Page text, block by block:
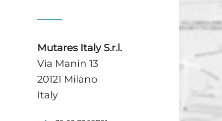
Mutares Italy S.r.l.
Via Manin 13
20121 Milano
Italy